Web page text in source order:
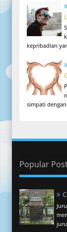
kepribadian
simpati
Popular